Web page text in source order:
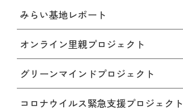
みらい基地レポート
オンライン里親プロジェクト
グリーンマインドプロジェクト
コロナウイルス緊急支援プロジェクト